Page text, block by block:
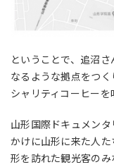
ということで、追沼
なるような拠点をつ
シャリティコーヒーを
山形国際ドキュメン
かけに山形に来た人
形を訪れた観光客の